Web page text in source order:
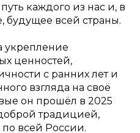
каждого из нас и, в
всей страны.
укрепление
ценностей,
с ранних лет и
взгляда на своё
он прошёл в 2025
традицией,
всей России.